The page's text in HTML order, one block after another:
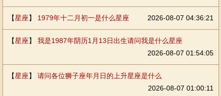
【星座】 1979年十二月初一是什么星座 2026-08-07 04:36:21
【星座】 我是1987年阴历1月13日出生请问我是什么星座
2026-08-07 01:54:05
【星座】 请问各位狮子座年月日的上升星座是什么
2026-08-07 01:00:11